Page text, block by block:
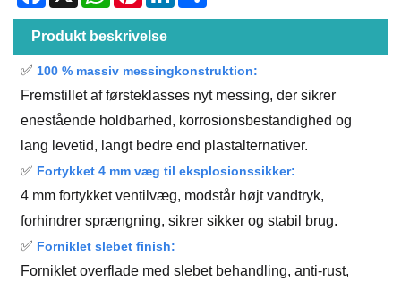
Produkt beskrivelse
✅ 100 % massiv messingkonstruktion:
Fremstillet af førsteklasses nyt messing, der sikrer
enestående holdbarhed, korrosionsbestandighed og
lang levetid, langt bedre end plastalternativer.
✅ Fortykket 4 mm væg til eksplosionssikker:
4 mm fortykket ventilvæg, modstår højt vandtryk,
forhindrer sprængning, sikrer sikker og stabil brug.
✅ Forniklet slebet finish:
Forniklet overflade med slebet behandling, anti-rust,